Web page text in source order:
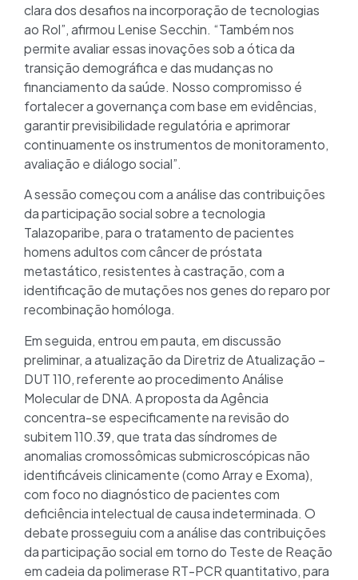
clara dos desafios na incorporação de tecnologias
ao Rol”, afirmou Lenise Secchin. “Também nos
permite avaliar essas inovações sob a ótica da
transição demográfica e das mudanças no
financiamento da saúde. Nosso compromisso é
fortalecer a governança com base em evidências,
garantir previsibilidade regulatória e aprimorar
continuamente os instrumentos de monitoramento,
avaliação e diálogo social”.
A sessão começou com a análise das contribuições
da participação social sobre a tecnologia
Talazoparibe, para o tratamento de pacientes
homens adultos com câncer de próstata
metastático, resistentes à castração, com a
identificação de mutações nos genes do reparo por
recombinação homóloga.
Em seguida, entrou em pauta, em discussão
preliminar, a atualização da Diretriz de Atualização –
DUT 110, referente ao procedimento Análise
Molecular de DNA. A proposta da Agência
concentra-se especificamente na revisão do
subitem 110.39, que trata das síndromes de
anomalias cromossômicas submicroscópicas não
identificáveis clinicamente (como Array e Exoma),
com foco no diagnóstico de pacientes com
deficiência intelectual de causa indeterminada. O
debate prosseguiu com a análise das contribuições
da participação social em torno do Teste de Reação
em cadeia da polimerase RT-PCR quantitativo, para